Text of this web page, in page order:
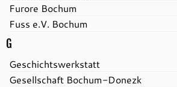
Furore Bochum
Fuss e.V. Bochum
G
Geschichtswerkstatt
Gesellschaft Bochum-Donezk